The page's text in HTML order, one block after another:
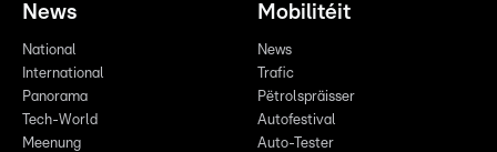
News
National
International
Panorama
Tech-World
Meenung
Mobilitéit
News
Trafic
Pëtrolspräisser
Autofestival
Auto-Tester